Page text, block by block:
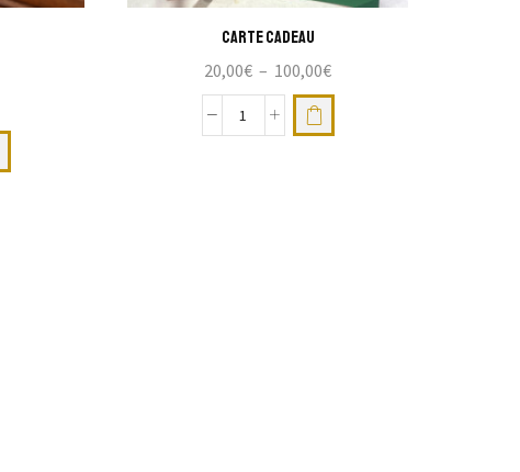
Carte cadeau
20,00€ – 100,00€